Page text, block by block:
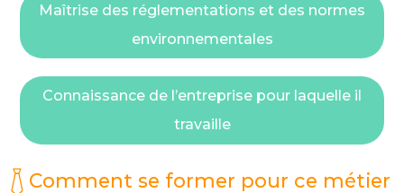
Maîtrise des réglementations et des normes
environnementales
Connaissance de l’entreprise pour laquelle il
travaille
Comment se former pour ce métier